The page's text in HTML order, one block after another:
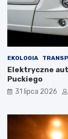
EKOLOGIA
Elektryczne
Puckiego
31 lipca 2026